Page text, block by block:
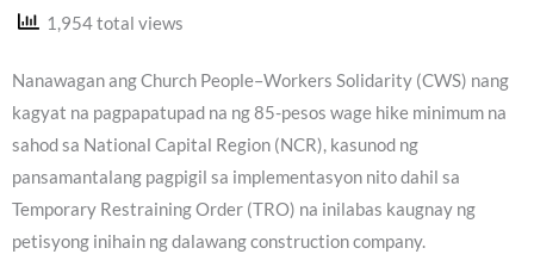
1,954 total views
Nanawagan ang Church People–Workers Solidarity (CWS) nang
kagyat na pagpapatupad na ng 85-pesos wage hike minimum na
sahod sa National Capital Region (NCR), kasunod ng
pansamantalang pagpigil sa implementasyon nito dahil sa
Temporary Restraining Order (TRO) na inilabas kaugnay ng
petisyong inihain ng dalawang construction company.